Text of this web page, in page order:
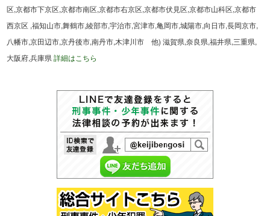
区,京都市下京区,京都市南区,京都市右京区,京都市伏見区,京都市山科区,京都市
西京区 ,福知山市,舞鶴市,綾部市,宇治市,宮津市,亀岡市,城陽市,向日市,長岡京市,
八幡市,京田辺市,京丹後市,南丹市,木津川市 他) 滋賀県,奈良県,福井県,三重県,
大阪府,兵庫県詳細はこちら